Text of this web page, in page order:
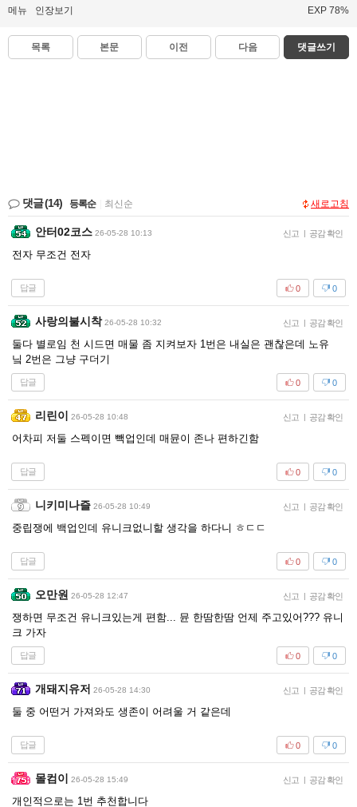
메뉴 인장보기 EXP 78%
목록 본문 이전 다음 댓글쓰기
댓글(14) 등록순 최신순 새로고침
안터02코스 26-05-28 10:13 신고 | 공감 확인
전자 무조건 전자
답글 0
0
사랑의불시착 26-05-28 10:32 신고 | 공감 확인
둘다 별로임 천 시드면 매물 좀 지켜보자 1번은 내실은 괜찮은데 노유
닠 2번은 그냥 구더기
답글 0
0
리린이 26-05-28 10:48 신고 | 공감 확인
어차피 저둘 스펙이면 빽업인데 매뮨이 존나 편하긴함
답글 0
0
니키미나즐 26-05-28 10:49 신고 | 공감 확인
중립쟁에 백업인데 유니크없니할 생각을 하다니 ㅎㄷㄷ
답글 0
0
오만원 26-05-28 12:47 신고 | 공감 확인
쟁하면 무조건 유니크있는게 편함... 뮨 한땀한땀 언제 주고있어??? 유니
크 가자
답글 0
0
개돼지유저 26-05-28 14:30 신고 | 공감 확인
둘 중 어떤거 가져와도 생존이 어려울 거 같은데
답글 0
0
몰컴이 26-05-28 15:49 신고 | 공감 확인
개인적으로는 1번 추천합니다